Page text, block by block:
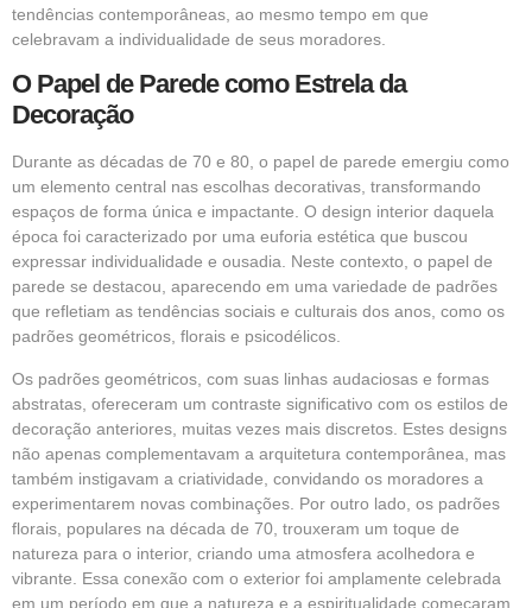
tendências contemporâneas, ao mesmo tempo em que
celebravam a individualidade de seus moradores.
O Papel de Parede como Estrela da
Decoração
Durante as décadas de 70 e 80, o papel de parede emergiu como
um elemento central nas escolhas decorativas, transformando
espaços de forma única e impactante. O design interior daquela
época foi caracterizado por uma euforia estética que buscou
expressar individualidade e ousadia. Neste contexto, o papel de
parede se destacou, aparecendo em uma variedade de padrões
que refletiam as tendências sociais e culturais dos anos, como os
padrões geométricos, florais e psicodélicos.
Os padrões geométricos, com suas linhas audaciosas e formas
abstratas, ofereceram um contraste significativo com os estilos de
decoração anteriores, muitas vezes mais discretos. Estes designs
não apenas complementavam a arquitetura contemporânea, mas
também instigavam a criatividade, convidando os moradores a
experimentarem novas combinações. Por outro lado, os padrões
florais, populares na década de 70, trouxeram um toque de
natureza para o interior, criando uma atmosfera acolhedora e
vibrante. Essa conexão com o exterior foi amplamente celebrada
em um período em que a natureza e a espiritualidade começaram